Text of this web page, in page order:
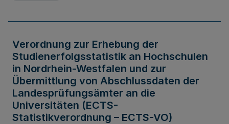
Verordnung zur Erhebung der
Studienerfolgsstatistik an Hochschulen
in Nordrhein-Westfalen und zur
Übermittlung von Abschlussdaten der
Landesprüfungsämter an die
Universitäten (ECTS-
Statistikverordnung – ECTS-VO)